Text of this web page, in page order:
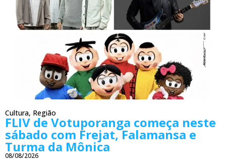
Cultura, Região
FLIV de Votuporanga começa neste
sábado com Frejat, Falamansa e
Turma da Mônica
08/08/2026